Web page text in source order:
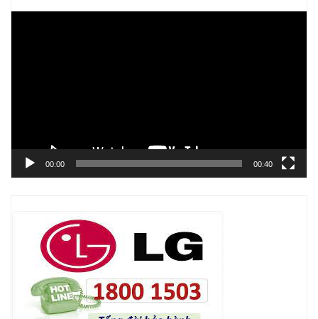
00:00 00:40